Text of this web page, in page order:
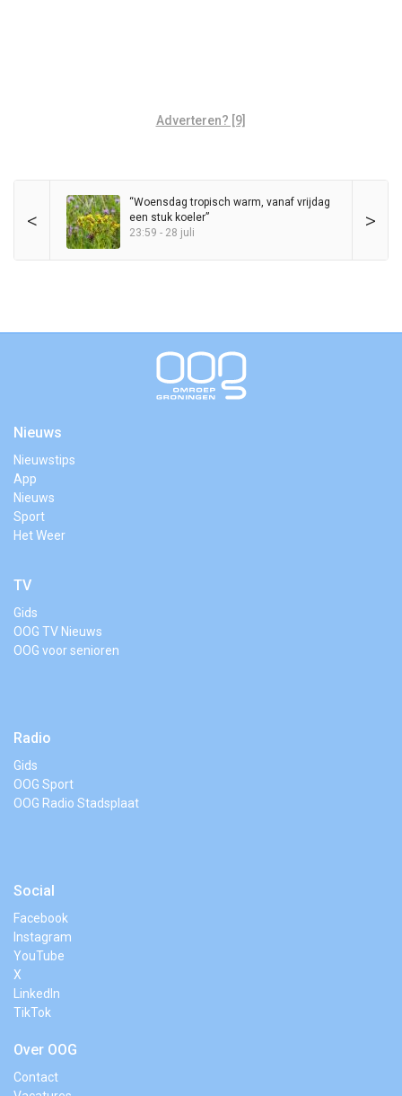
Adverteren? [9]
< >
“Woensdag tropisch warm, vanaf vrijdag
een stuk koeler”
23:59 - 28 juli
Nieuws
Nieuwstips
App
Nieuws
Sport
Het Weer
TV
Gids
OOG TV Nieuws
OOG voor senioren
Radio
Gids
OOG Sport
OOG Radio Stadsplaat
Social
Facebook
Instagram
YouTube
X
LinkedIn
TikTok
Over OOG
Contact